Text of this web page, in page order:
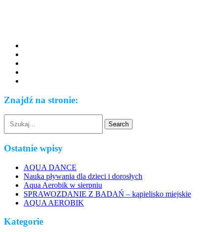
Znajdź na stronie:
Ostatnie wpisy
AQUA DANCE
Nauka pływania dla dzieci i dorosłych
Aqua Aerobik w sierpniu
SPRAWOZDANIE Z BADAŃ – kąpielisko miejskie
AQUA AEROBIK
Kategorie